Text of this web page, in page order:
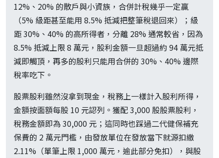
12%、20% 的散戶與小資族，合併計稅幾乎一定贏
（5% 級距甚至能用 8.5% 抵減把整筆稅退回來）；級
距 30%、40% 的高所得者，分離 28% 通常較省，因為
8.5% 抵減上限 8 萬元，股利金額一旦超過約 94 萬元抵
減即觸頂，再多的股利只能用合併的 30%、40% 邊際
稅率吃下。
股票股利雖然沒拿到現金，稅務上一樣計入股利所得，
金額按面額每股 10 元認列。獲配 3,000 股股票股利，
稅務金額即為 30,000 元；這同時也踩過二代健保補充
保費的 2 萬元門檻，由發放單位在發放當下就源扣繳
2.11%（單筆上限 1,000 萬元，逾此部分免扣），與股